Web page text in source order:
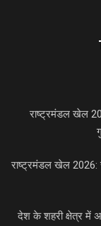
राष्ट्रमंडल खेल
राष्ट्रमंडल खेल 2026:
देश के शहरी क्षेत्र में